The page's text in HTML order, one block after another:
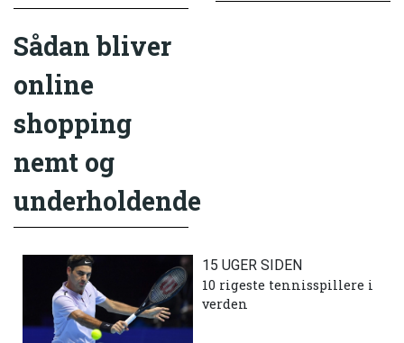
Sådan bliver
online
shopping
nemt og
underholdende
15 UGER SIDEN
10 rigeste tennisspillere i
verden